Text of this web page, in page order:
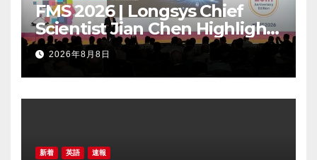
FMS 2026 | Longsys Chief
Scientist Jian Chen Highlights
the Storage Foundry Model
for Edge AI
2026年8月8日
新着 英語 速報